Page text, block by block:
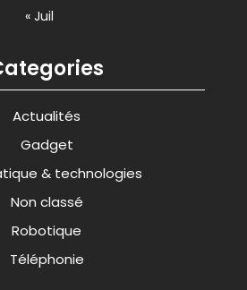
« Juil
Actualités
Gadget
& technologies
Non classé
Robotique
Téléphonie